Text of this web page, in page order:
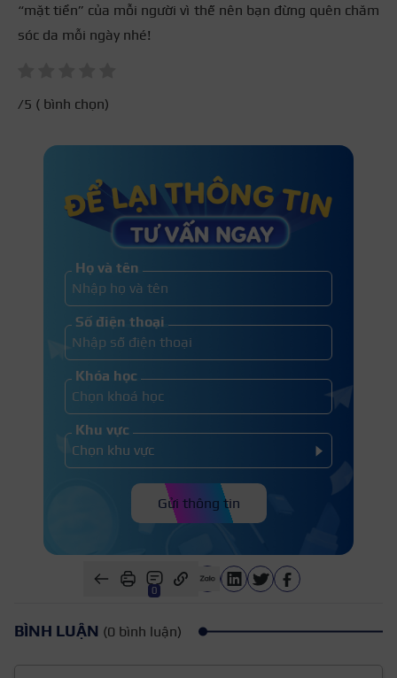
“mặt tiền” của mỗi người vì thế nên bạn đừng quên chăm
sóc da mỗi ngày nhé!
/5 ( bình chọn)
Họ và tên
Số điện thoại
Khóa học
Khu vực
Gửi thông tin
0
BÌNH LUẬN (0 bình luận)